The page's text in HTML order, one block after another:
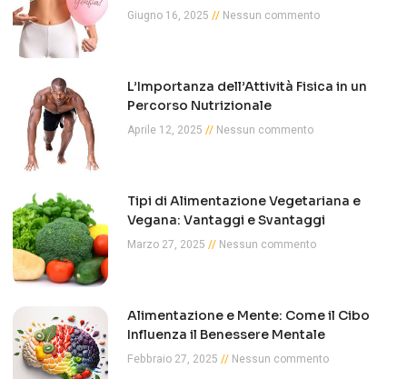
Giugno 16, 2025
Nessun commento
L’Importanza dell’Attività Fisica in un
Percorso Nutrizionale
Aprile 12, 2025
Nessun commento
Tipi di Alimentazione Vegetariana e
Vegana: Vantaggi e Svantaggi
Marzo 27, 2025
Nessun commento
Alimentazione e Mente: Come il Cibo
Influenza il Benessere Mentale
Febbraio 27, 2025
Nessun commento